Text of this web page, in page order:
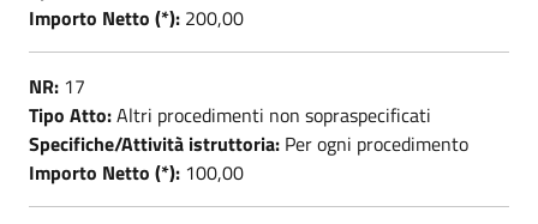
Importo Netto (*): 200,00
NR: 17
Tipo Atto:Altri procedimenti non sopraspecificati
Specifiche/Attività istruttoria: Per ogni procedimento
Importo Netto (*): 100,00